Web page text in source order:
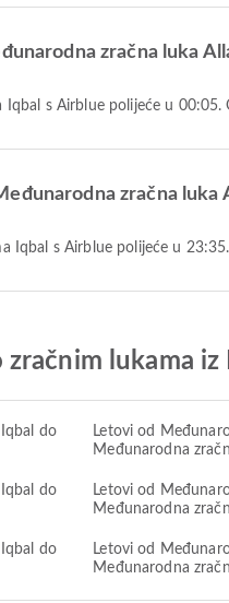
zračna luka
Iqbal s Airblue polijeće u
zračna
Iqbal s Airblue polijeće u
lukama
do
Letovi od
Međunarodna
do
Letovi od
Međunarodna
do
Letovi od
Međunarodna